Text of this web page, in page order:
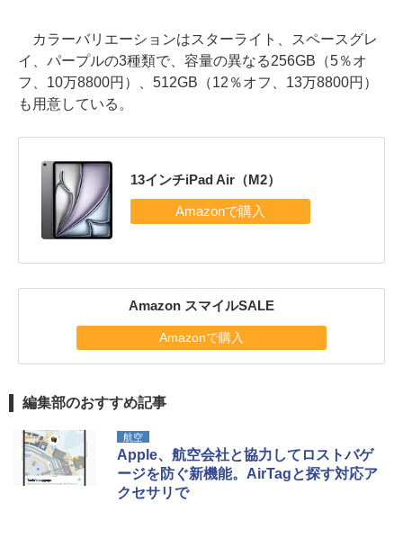
カラーバリエーションはスターライト、スペースグレ
イ、パープルの3種類で、容量の異なる256GB（5％オ
フ、10万8800円）、512GB（12％オフ、13万8800円）
も用意している。
13インチiPad Air（M2）
Amazon スマイルSALE
Amazonで購入
編集部のおすすめ記事
航空
Apple、航空会社と協力してロストバゲ
ージを防ぐ新機能。AirTagと探す対応ア
クセサリで